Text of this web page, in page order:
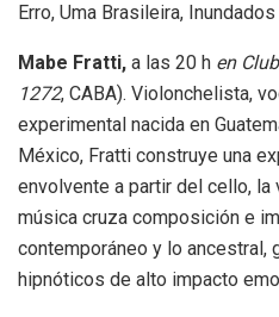
Erro, Uma Brasileira,
Mabe Fratti, a las 20 h en
1272, CABA). Violonchelista,
experimental nacida en
México, Fratti construye una
envolvente a partir del cello,
música cruza composición e
contemporáneo y lo ancestral,
hipnóticos de alto impacto